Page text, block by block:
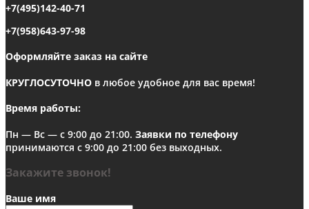
+7(495)142-40-71
+7(958)643-97-98
Оформляйте заказ на сайте
КРУГЛОСУТОЧНО в любое удобное для вас время!
Время работы:
Пн — Вс — с 9:00 до 21:00. Заявки по телефону
принимаются с 9:00 до 21:00 без выходных.
Закажите звонок!
Ваше имя